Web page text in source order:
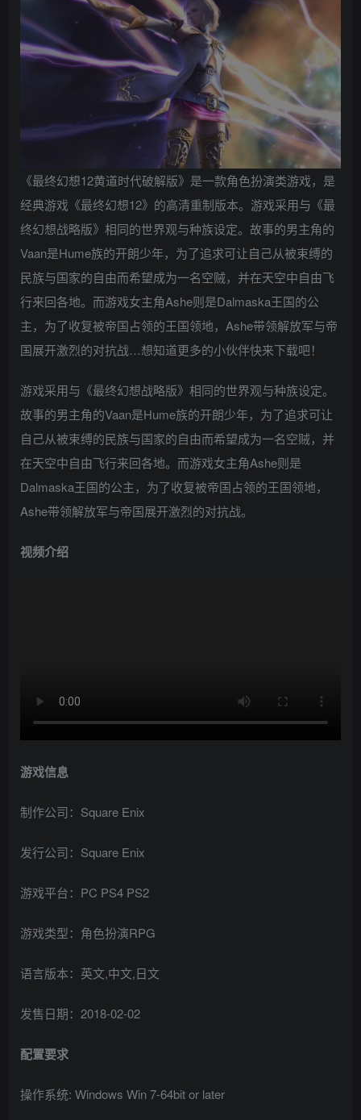
《最终幻想12黄道时代破解版》是一款角色扮演类游戏，是
经典游戏《最终幻想12》的高清重制版本。游戏采用与《最
终幻想战略版》相同的世界观与种族设定。故事的男主角的
Vaan是Hume族的开朗少年，为了追求可让自己从被束缚的
民族与国家的自由而希望成为一名空贼，并在天空中自由飞
行来回各地。而游戏女主角Ashe则是Dalmaska王国的公
主，为了收复被帝国占领的王国领地，Ashe带领解放军与帝
国展开激烈的对抗战…想知道更多的小伙伴快来下载吧！
游戏采用与《最终幻想战略版》相同的世界观与种族设定。
故事的男主角的Vaan是Hume族的开朗少年，为了追求可让
自己从被束缚的民族与国家的自由而希望成为一名空贼，并
在天空中自由飞行来回各地。而游戏女主角Ashe则是
Dalmaska王国的公主，为了收复被帝国占领的王国领地，
Ashe带领解放军与帝国展开激烈的对抗战。
视频介绍
游戏信息
制作公司：Square Enix
发行公司：Square Enix
游戏平台：PC PS4 PS2
游戏类型：角色扮演RPG
语言版本：英文,中文,日文
发售日期：2018-02-02
配置要求
操作系统: Windows Win 7-64bit or later